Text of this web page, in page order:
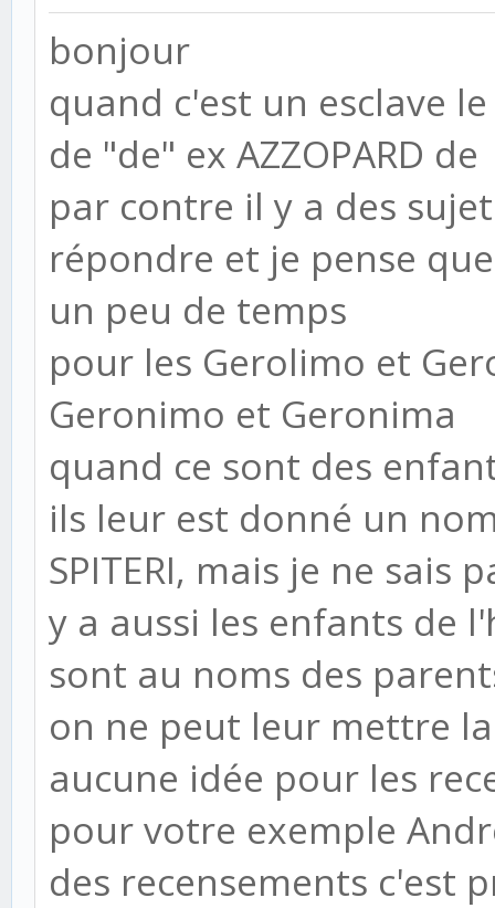
bonjour
quand c'est un esclave
de "de" ex AZZOPARD de
par contre il y a des
répondre et je pense
un peu de temps
pour les Gerolimo et
Geronimo et Geronima
quand ce sont des
ils leur est donné un
SPITERI, mais je ne
y a aussi les enfants de
sont au noms des
on ne peut leur mettre
aucune idée pour les
pour votre exemple
des recensements c'est